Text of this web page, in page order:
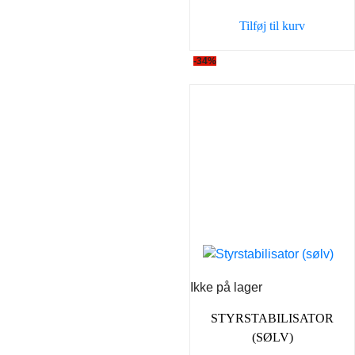
89,00 kr..
Tilføj til kurv
-34%
Ikke på lager
STYRSTABILISATOR
(SØLV)